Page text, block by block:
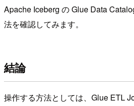
Apache Iceberg の Glue Data
法を確認してみます。
結論
操作する方法としては、Glue ETL